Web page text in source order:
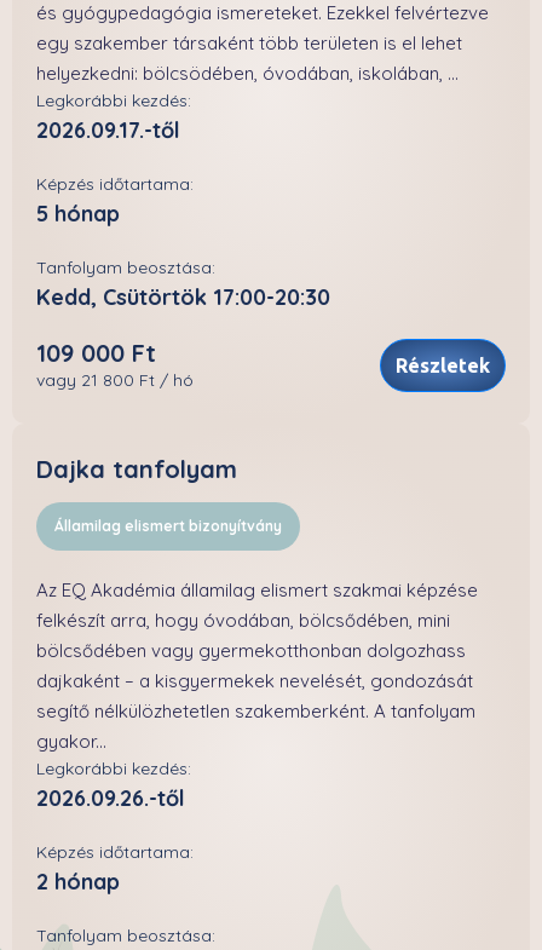
és gyógypedagógia ismereteket. Ezekkel felvértezve
egy szakember társaként több területen is el lehet
helyezkedni: bölcsödében, óvodában, iskolában, ...
Legkorábbi kezdés:
2026.09.17.-től
Képzés időtartama:
5 hónap
Tanfolyam beosztása:
Kedd, Csütörtök 17:00-20:30
109 000 Ft
vagy 21 800 Ft / hó
Részletek
Dajka tanfolyam
Államilag elismert bizonyítvány
Az EQ Akadémia államilag elismert szakmai képzése
felkészít arra, hogy óvodában, bölcsődében, mini
bölcsődében vagy gyermekotthonban dolgozhass
dajkaként – a kisgyermekek nevelését, gondozását
segítő nélkülözhetetlen szakemberként. A tanfolyam
gyakor...
Legkorábbi kezdés:
2026.09.26.-től
Képzés időtartama:
2 hónap
Tanfolyam beosztása: